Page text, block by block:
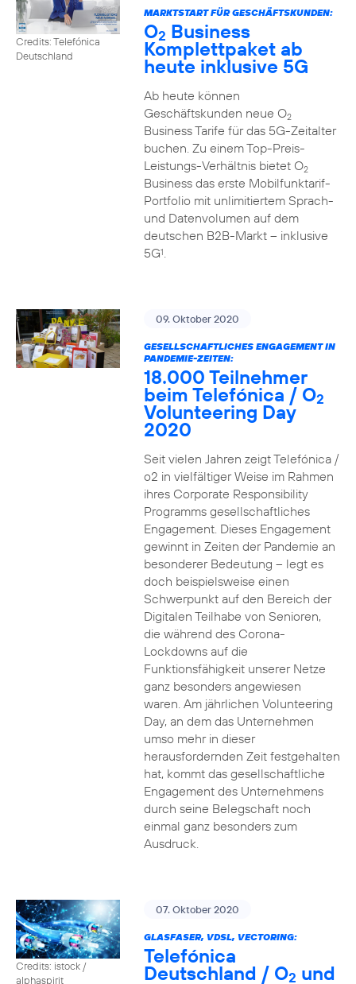
Credits: Telefónica
Deutschland
MARKTSTART FÜR GESCHÄFTSKUNDEN:
O2 Business
Komplettpaket ab
heute inklusive 5G
Ab heute können
Geschäftskunden neue O2
Business Tarife für das 5G-Zeitalter
buchen. Zu einem Top-Preis-
Leistungs-Verhältnis bietet O2
Business das erste Mobilfunktarif-
Portfolio mit unlimitiertem Sprach-
und Datenvolumen auf dem
deutschen B2B-Markt – inklusive
5G1.
09. Oktober 2020
GESELLSCHAFTLICHES ENGAGEMENT IN
PANDEMIE-ZEITEN:
18.000 Teilnehmer
beim Telefónica / O2
Volunteering Day
2020
Seit vielen Jahren zeigt Telefónica /
o2 in vielfältiger Weise im Rahmen
ihres Corporate Responsibility
Programms gesellschaftliches
Engagement. Dieses Engagement
gewinnt in Zeiten der Pandemie an
besonderer Bedeutung – legt es
doch beispielsweise einen
Schwerpunkt auf den Bereich der
Digitalen Teilhabe von Senioren,
die während des Corona-
Lockdowns auf die
Funktionsfähigkeit unserer Netze
ganz besonders angewiesen
waren. Am jährlichen Volunteering
Day, an dem das Unternehmen
umso mehr in dieser
herausfordernden Zeit festgehalten
hat, kommt das gesellschaftliche
Engagement des Unternehmens
durch seine Belegschaft noch
einmal ganz besonders zum
Ausdruck.
Credits: istock /
alphaspirit
07. Oktober 2020
GLASFASER, VDSL, VECTORING:
Telefónica
Deutschland / O2 und